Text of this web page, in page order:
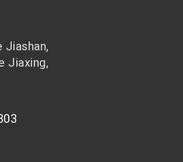
Jiashan,
Jiaxing,